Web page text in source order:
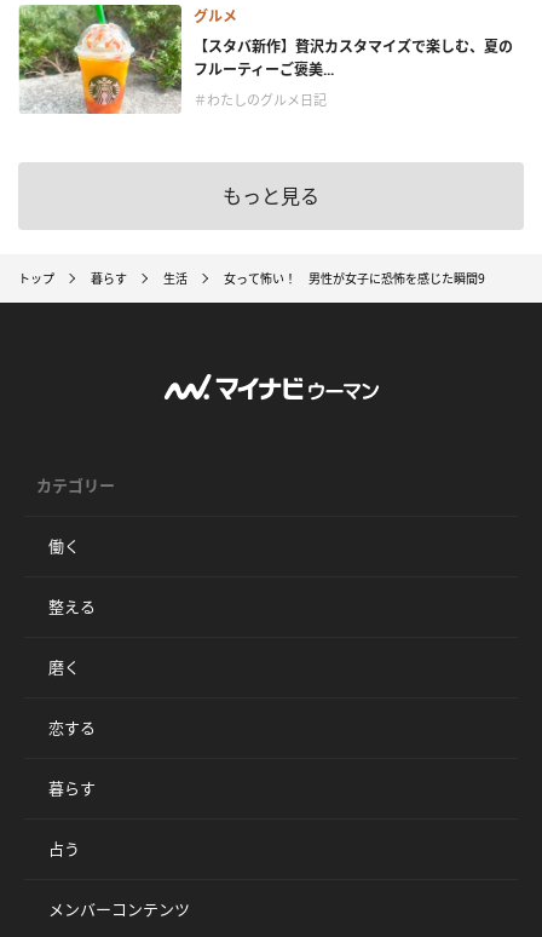
グルメ
【スタバ新作】贅沢カスタマイズで楽しむ、夏の
フルーティーご褒美...
＃わたしのグルメ日記
もっと見る
トップ 暮らす 生活 女って怖い！ 男性が女子に恐怖を感じた瞬間9
カテゴリー
働く
整える
磨く
恋する
暮らす
占う
メンバーコンテンツ